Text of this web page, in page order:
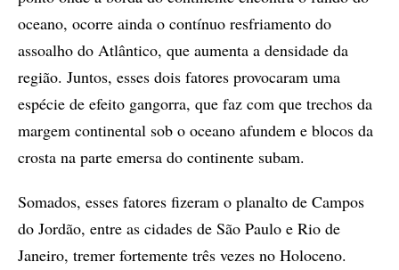
oceano, ocorre ainda o contínuo resfriamento do
assoalho do Atlântico, que aumenta a densidade da
região. Juntos, esses dois fatores provocaram uma
espécie de efeito gangorra, que faz com que trechos da
margem continental sob o oceano afundem e blocos da
crosta na parte emersa do continente subam.
Somados, esses fatores fizeram o planalto de Campos
do Jordão, entre as cidades de São Paulo e Rio de
Janeiro, tremer fortemente três vezes no Holoceno.